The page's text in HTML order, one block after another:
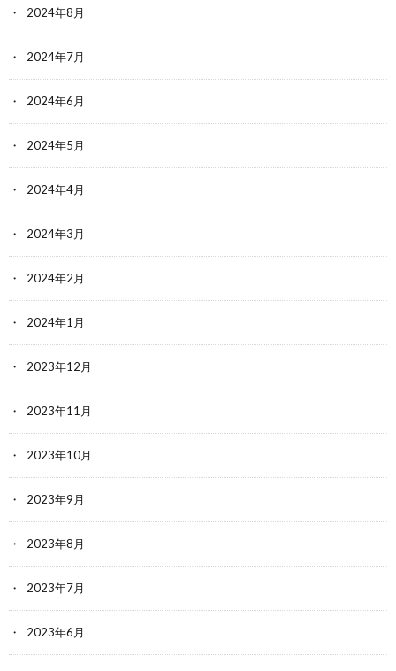
2024年8月
2024年7月
2024年6月
2024年5月
2024年4月
2024年3月
2024年2月
2024年1月
2023年12月
2023年11月
2023年10月
2023年9月
2023年8月
2023年7月
2023年6月